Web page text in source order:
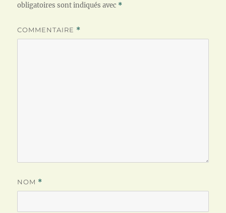
obligatoires sont indiqués avec *
COMMENTAIRE *
NOM *